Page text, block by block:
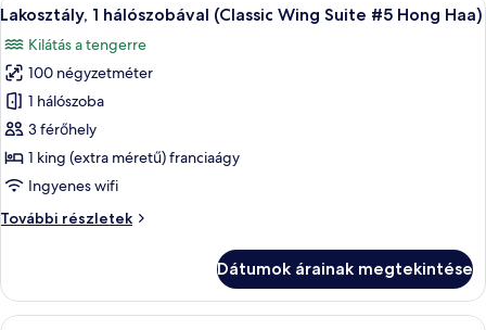
Suite)
(1
Suite)
további
részletei
következő
szoba
összes
képének
megtekintése:
Lakosztály,
1
hálószobával
(Classic
#5
12
Lakosztály, 1 hálószobával (Classic Wing Suite #5 Hong Haa)
Kilátás a tengerre
100 négyzetméter
1 hálószoba
3 férőhely
1 king (extra méretű) franciaágy
Ingyenes wifi
További részletek
Lakosztály,
Wing
Suite
Dátumok árainak megtekintése
Egy szállodai szoba, amelyben egy